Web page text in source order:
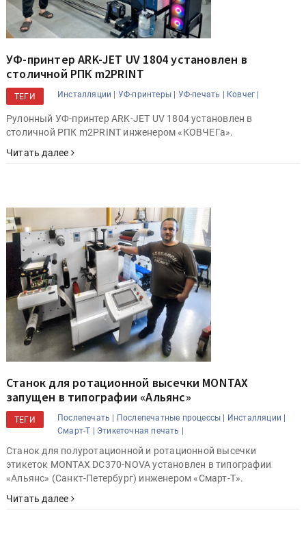
УФ-принтер ARK-JET UV 1804 установлен в
столичной РПК m2PRINT
ТЕГИ Инсталляции | УФ-принтеры | УФ-печать | Ковчег |
Рулонный УФ-принтер ARK-JET UV 1804 установлен в
столичной РПК m2PRINT инженером «КОВЧЕГа».
Читать далее
Станок для ротационной высечки MONTAX
запущен в типографии «Альянс»
ТЕГИ Послепечать | Послепечатные процессы |
Инсталляции |
Смарт-Т |
Этикеточная печать |
Станок для полуротационной и ротационной высечки
этикеток MONTAX DC370-NOVA установлен в типографии
«Альянс» (Санкт-Петербург) инженером «Смарт-Т».
Читать далее